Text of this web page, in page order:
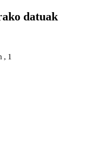
datuak
, 1